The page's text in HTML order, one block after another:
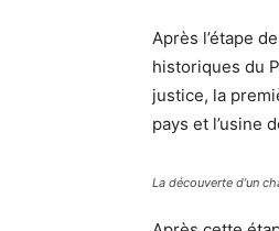
Après l’étape
historiques du
justice, la
pays et l’usine
La découverte d’un